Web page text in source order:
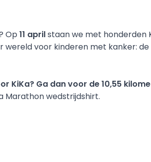
Op 11 april staan we met honderden
voor kinderen met kanker: de
KiKa? Ga dan voor de 10,55
Marathon wedstrijdshirt.